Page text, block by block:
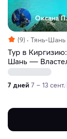
Оксана П.
(9) Тянь-Шань
Тур в
Шань ―
Затерянный мир
Киргизии»
7 дней 7 – 13 сент.